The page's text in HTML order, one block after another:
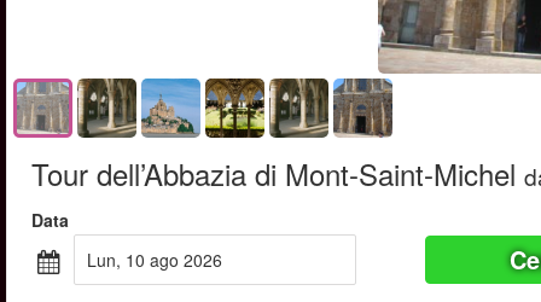
Tour dell’Abbazia di Mont-Saint-Michel
Data
lun, 10 ago 2026